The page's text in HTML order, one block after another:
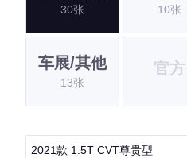
30张 10张
车展/其他
13张
官方
2021款 1.5T CVT尊贵型